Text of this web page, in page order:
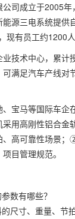
司成立于2005
源三电系统提
有员工约1200
技术中心，累
满足汽车产线
宝马等国际车
用高刚性铝合
高可靠性场景
目管理规范。
数有哪些？
尺寸、重量、节